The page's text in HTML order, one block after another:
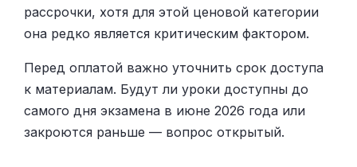
рассрочки, хотя для этой ценовой категории
она редко является критическим фактором.
Перед оплатой важно уточнить срок доступа
к материалам. Будут ли уроки доступны до
самого дня экзамена в июне 2026 года или
закроются раньше — вопрос открытый.